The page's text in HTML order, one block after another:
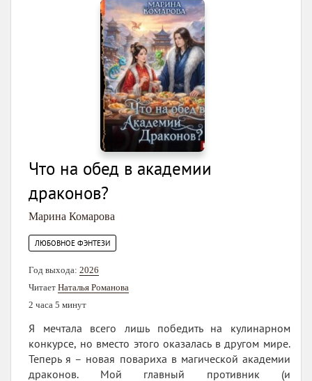
Что на обед в академии
драконов?
Марина Комарова
ЛЮБОВНОЕ ФЭНТЕЗИ
Год выхода: 2026
Читает Наталья Романова
2 часа 5 минут
Я мечтала всего лишь победить на кулинарном
конкурсе, но вместо этого оказалась в другом мире.
Теперь я – новая повариха в магической академии
драконов. Мой главный противник (и